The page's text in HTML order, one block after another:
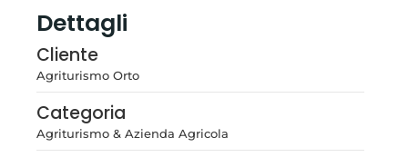
Dettagli
Cliente
Agriturismo Orto
Categoria
Agriturismo & Azienda Agricola